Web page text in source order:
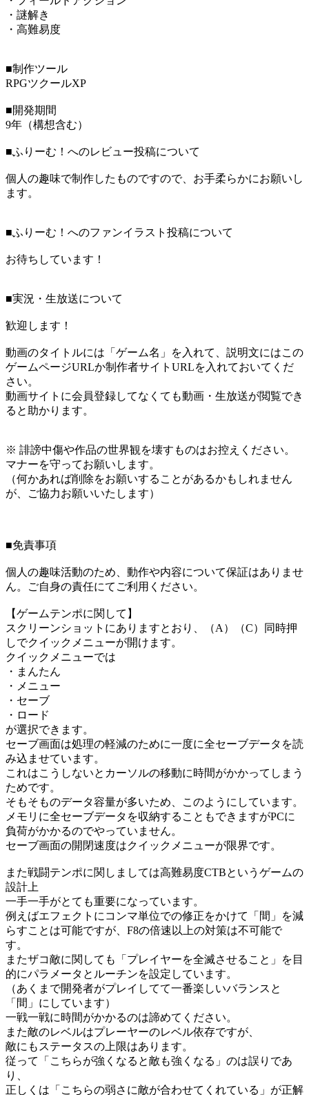
・謎解き
・高難易度
■制作ツール
RPGツクールXP
■開発期間
9年（構想含む）
■ふりーむ！へのレビュー投稿について
個人の趣味で制作したものですので、お手柔らかにお願いし
ます。
■ふりーむ！へのファンイラスト投稿について
お待ちしています！
■実況・生放送について
歓迎します！
動画のタイトルには「ゲーム名」を入れて、説明文にはこの
ゲームページURLか制作者サイトURLを入れておいてくだ
さい。
動画サイトに会員登録してなくても動画・生放送が閲覧でき
ると助かります。
※ 誹謗中傷や作品の世界観を壊すものはお控えください。
マナーを守ってお願いします。
（何かあれば削除をお願いすることがあるかもしれません
が、ご協力お願いいたします）
■免責事項
個人の趣味活動のため、動作や内容について保証はありませ
ん。ご自身の責任にてご利用ください。
【ゲームテンポに関して】
スクリーンショットにありますとおり、（A）（C）同時押
しでクイックメニューが開けます。
クイックメニューでは
・まんたん
・メニュー
・セーブ
・ロード
が選択できます。
セーブ画面は処理の軽減のために一度に全セーブデータを読
み込ませています。
これはこうしないとカーソルの移動に時間がかかってしまう
ためです。
そもそものデータ容量が多いため、このようにしています。
メモリに全セーブデータを収納することもできますがPCに
負荷がかかるのでやっていません。
セーブ画面の開閉速度はクイックメニューが限界です。
また戦闘テンポに関しましては高難易度CTBというゲームの
設計上
一手一手がとても重要になっています。
例えばエフェクトにコンマ単位での修正をかけて「間」を減
らすことは可能ですが、F8の倍速以上の対策は不可能で
す。
またザコ敵に関しても「プレイヤーを全滅させること」を目
的にパラメータとルーチンを設定しています。
（あくまで開発者がプレイしてて一番楽しいバランスと
「間」にしています）
一戦一戦に時間がかかるのは諦めてください。
また敵のレベルはプレーヤーのレベル依存ですが、
敵にもステータスの上限はあります。
従って「こちらが強くなると敵も強くなる」のは誤りであ
り、
正しくは「こちらの弱さに敵が合わせてくれている」が正解